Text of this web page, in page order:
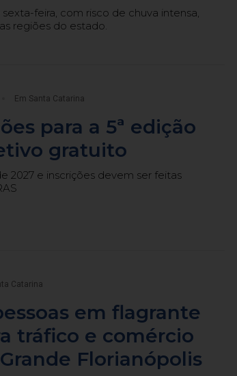
feira, com risco de chuva intensa,
regiões do estado.
Em Santa Catarina
para a 5ª edição
gratuito
2027 e inscrições devem ser feitas
Catarina
em flagrante
tráfico e comércio
Florianópolis